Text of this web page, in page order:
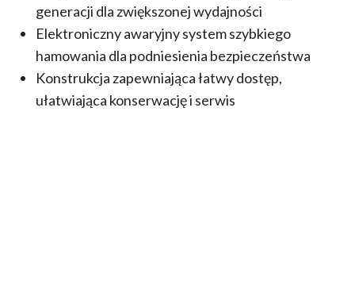
generacji dla zwiększonej wydajności
Elektroniczny awaryjny system szybkiego
hamowania dla podniesienia bezpieczeństwa
Konstrukcja zapewniająca łatwy dostęp,
ułatwiająca konserwację i serwis